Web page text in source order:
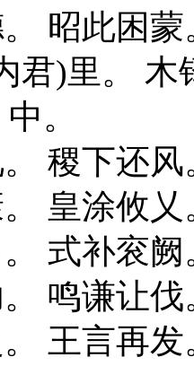
昭此困蒙
君)里。 木
中。
稷下还风
皇涂攸乂
式补衮阙
鸣谦让伐
王言再发